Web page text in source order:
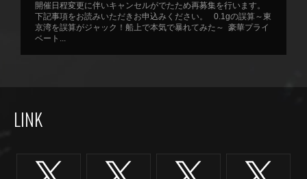
開催日程変更に伴いキャンセルがでたため再募集を行います。
下記事項をお読みいただきお申込みください。 0.1gの誤算～東
京湾を誤算がジャック！船上で本気で暴れてみた～ 豪華プライ
ベート...
LINK